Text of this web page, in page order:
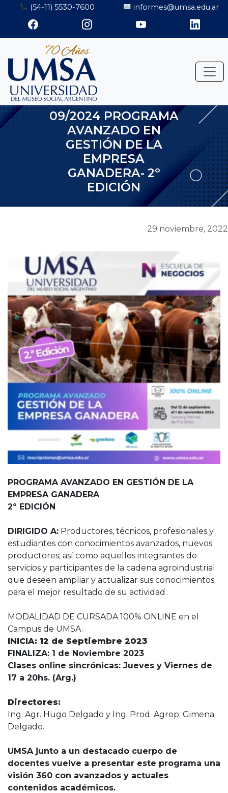
Saltar
contenido
(54-11) 5530-7600 informes@umsa.edu.ar
09/2024 PROGRAMA
AVANZADO EN
GESTIÓN DE LA
EMPRESA
GANADERA- 2º
EDICIÓN
29 noviembre, 2022
PROGRAMA AVANZADO EN GESTIÓN DE LA
EMPRESA GANADERA
2º EDICIÓN
DIRIGIDO A: Productores, técnicos, profesionales y
estudiantes con conocimientos avanzados, nuevos
productores; así como aquellos integrantes de
servicios y participantes de la cadena agroindustrial
que deseen ampliar y actualizar sus conocimientos
para el mejor resultado de su actividad.
MODALIDAD DE CURSADA 100% ONLINE en el
Campus de UMSA.
INICIA: 12 de Septiembre 2023
FINALIZA: 1 de Noviembre 2023
Clases online sincrónicas: Jueves y Viernes de
17 a 20hs. (Arg.)
Directores:
Ing. Agr. Hugo Delgado y Ing. Prod. Agrop. Gimena
Delgado.
UMSA junto a un destacado cuerpo de
docentes vuelve a presentar este programa una
visión 360 con avanzados y actuales
contenidos académicos.